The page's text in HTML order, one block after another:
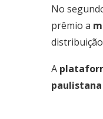
No
prêmio a
A
paulistana